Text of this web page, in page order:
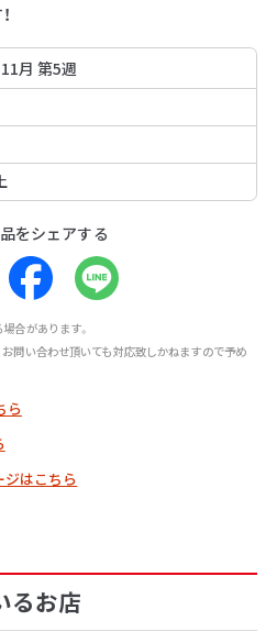
月 第5週
をシェアする
合があります。
問い合わせ頂いても対応致しかねますので予め
ら
はこちら
るお店